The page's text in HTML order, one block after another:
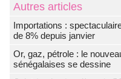
Autres articles
Importations :
de 8% depuis janvier
Or, gaz, pétrole : le
sénégalaises se dessine